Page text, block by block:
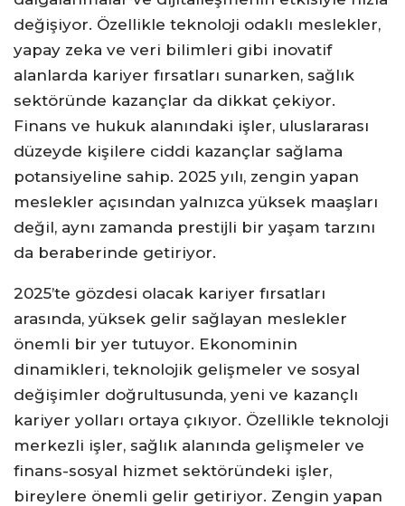
değişiyor. Özellikle teknoloji odaklı meslekler,
yapay zeka ve veri bilimleri gibi inovatif
alanlarda kariyer fırsatları sunarken, sağlık
sektöründe kazançlar da dikkat çekiyor.
Finans ve hukuk alanındaki işler, uluslararası
düzeyde kişilere ciddi kazançlar sağlama
potansiyeline sahip. 2025 yılı, zengin yapan
meslekler açısından yalnızca yüksek maaşları
değil, aynı zamanda prestijli bir yaşam tarzını
da beraberinde getiriyor.
2025’te gözdesi olacak kariyer fırsatları
arasında, yüksek gelir sağlayan meslekler
önemli bir yer tutuyor. Ekonominin
dinamikleri, teknolojik gelişmeler ve sosyal
değişimler doğrultusunda, yeni ve kazançlı
kariyer yolları ortaya çıkıyor. Özellikle teknoloji
merkezli işler, sağlık alanında gelişmeler ve
finans-sosyal hizmet sektöründeki işler,
bireylere önemli gelir getiriyor. Zengin yapan